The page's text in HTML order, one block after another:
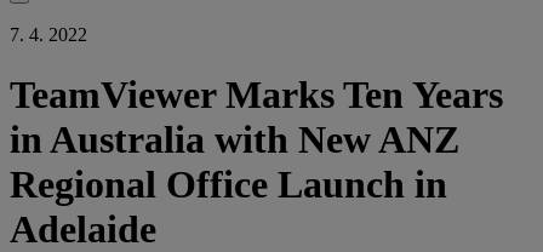
7. 4. 2022
TeamViewer Marks Ten Years
in Australia with New ANZ
Regional Office Launch in
Adelaide